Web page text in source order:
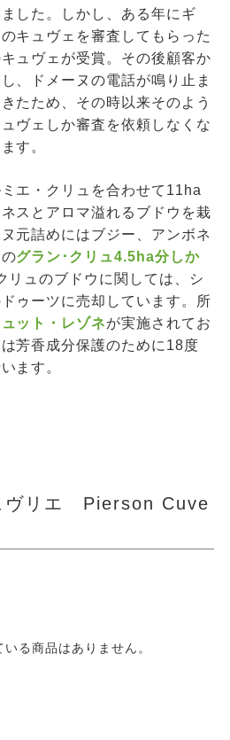
した。しかし、ある年にギ
キュヴェを審査してもらった
ュヴェが受賞。その後顧客か
、ドメーヌの電話が鳴り止ま
たため、その時以来そのよう
ヴェしか審査を依頼しなくな
す。
エ・クリュを合わせて11ha
スとアロマ溢れるブドウを栽
元詰めにはブジー、アンボネ
グラン･クリュ4.5ha分しか
リュのブドウに関しては、シ
ゥーツに売却しています。所
ュット・レゾネが実施されてお
芳香成分保護のために18度
ます。
ヴリエ Pierson Cuve
る商品はありません。